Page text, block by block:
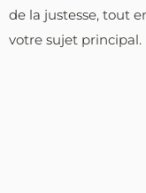
de la justesse, tout
votre sujet principal.